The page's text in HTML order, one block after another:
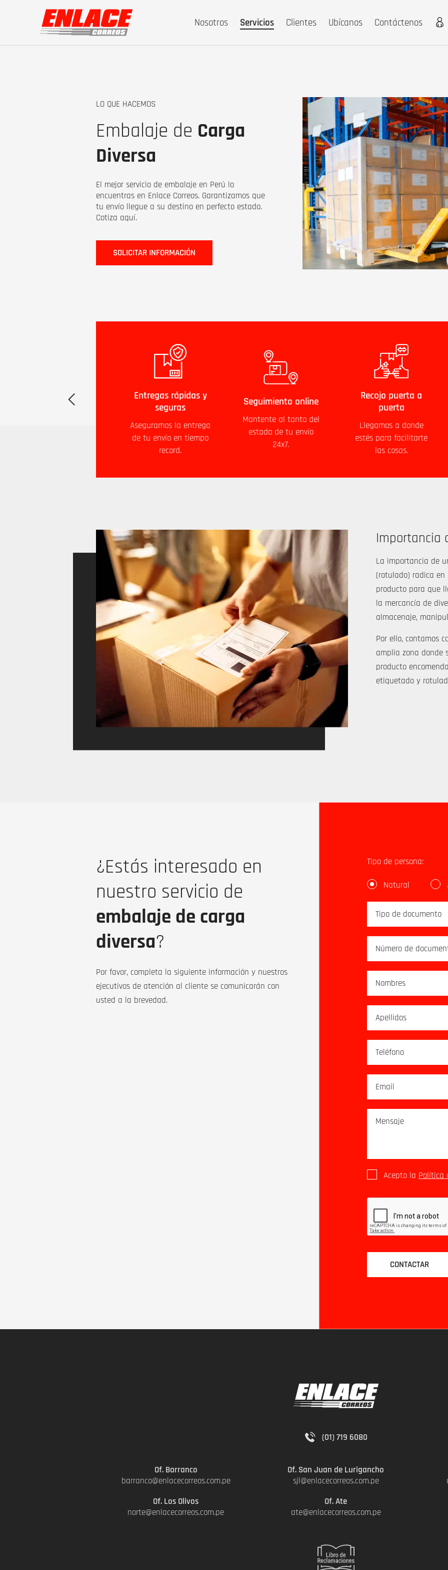
Nosotros Servicios Clientes Ubícanos Contáctenos
LO QUE HACEMOS
Embalaje de Carga
Diversa
El mejor servicio de embalaje en Perú lo
encuentras en Enlace Correos. Garantizamos que
tu envío llegue a su destino en perfecto estado.
Cotiza aquí.
SOLICITAR INFORMACIÓN
Atención al cliente
Entregas rápidas y
seguras
Aseguramos la entrega
de tu envío en tiempo
record.
Seguimiento online
Mantente al tanto del
estado de tu envío
24x7.
Recojo puerta a
puerta
Llegamos a donde
estés para facilitarte
las cosas.
Importancia
La importancia de
(rotulado) radica
producto para que
la mercancía de
almacenaje,
Por ello, contamos
amplia zona donde
producto
etiquetado y
¿Estás interesado en
nuestro servicio de
embalaje de carga
diversa?
Por favor, completa la siguiente información y nuestros
ejecutivos de atención al cliente se comunicarán con
usted a la brevedad.
Tipo de persona:
Natural
Acepto la Política
CONTACTAR
(01) 719 6080
Of. Barranco
barranco@enlacecorreos.com.pe
Of. San Juan de Lurigancho
sjl@enlacecorreos.com.pe
Of. Los Olivos
norte@enlacecorreos.com.pe
Of. Ate
ate@enlacecorreos.com.pe